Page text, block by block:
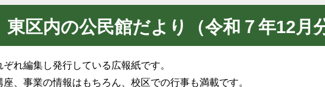
東区内の公民館だより（令和７年12月
れ編集し発行している広報紙です。
、事業の情報はもちろん、校区での行事も満載です。